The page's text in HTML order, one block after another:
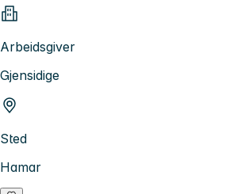
Arbeidsgiver
Gjensidige
Sted
Hamar